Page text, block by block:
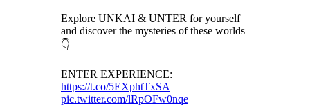
Explore UNKAI & UNTER for yourself
and discover the mysteries of these worlds
👇
ENTER EXPERIENCE:
https://t.co/5EXphtTxSA
pic.twitter.com/lRpOFw0nqe